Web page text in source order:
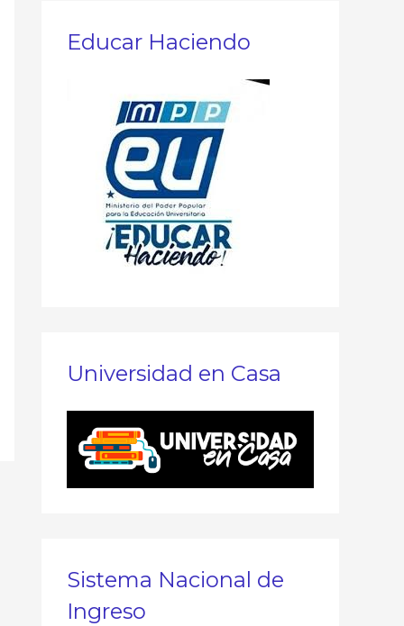
aEducar Haciendo
Universidad en Casa
Sistema Nacional de
Ingreso